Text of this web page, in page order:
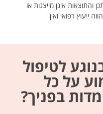
אינן מייצגות או
ייעוץ רפואי ואין
לטיפול
על כל
בפניך?